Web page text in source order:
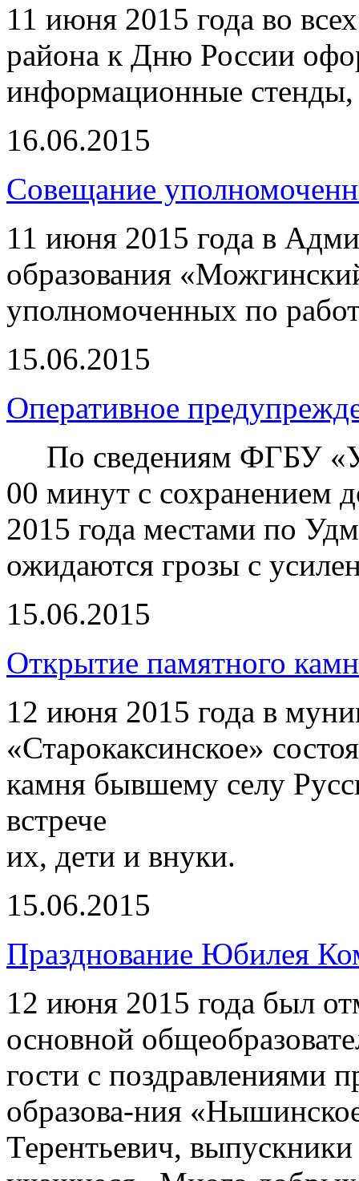
11 июня 2015 года во
района к Дню России
информационные
16.06.2015
Совещание
11 июня 2015 года в
образования
уполномоченных по
15.06.2015
Оперативное
По сведениям ФГБУ
00 минут с сохранением
2015 года местами по
ожидаются грозы с
15.06.2015
Открытие памятного
12 июня 2015 года в
«Старокаксинское»
камня бывшему селу
встрече
их, дети и внуки.
15.06.2015
Празднование Юбилея
12 июня 2015 года был
основной
гости с поздравлениями
образова-ния
Терентьевич,